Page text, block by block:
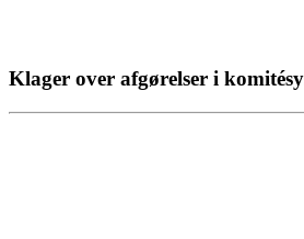
Klager over afgørelser i